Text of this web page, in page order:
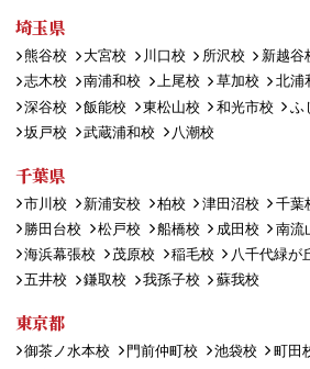
埼玉県
熊谷校 大宮校 川口校 所沢校 新越谷
志木校
南浦和校 上尾校 草加校 北浦
深谷校
飯能校 東松山校 和光市校 ふ
坂戸校
武蔵浦和校 八潮校
千葉県
市川校 新浦安校 柏校 津田沼校 千葉
勝田台校
松戸校 船橋校 成田校 南流
海浜幕張校
茂原校 稲毛校 八千代緑が
五井校
鎌取校 我孫子校 蘇我校
東京都
御茶ノ水本校 門前仲町校 池袋校 町田